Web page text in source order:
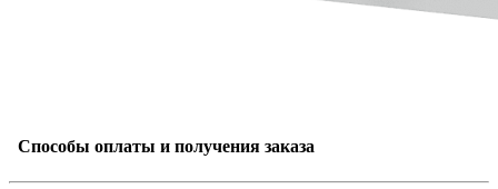
Способы оплаты и получения заказа